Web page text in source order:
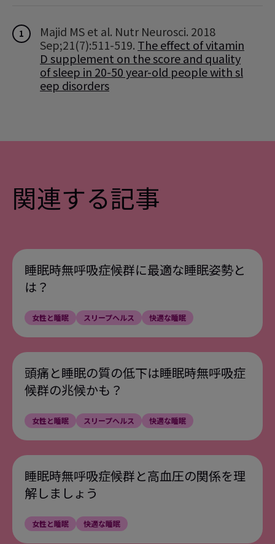
1
Majid MS et al. Nutr Neurosci. 2018
Sep;21(7):511-519. The effect of vitamin
D supplement on the score and quality
of sleep in 20-50 year-old people with sl
eep disorders
vity/healthy-eating/vitamin-daccessed
Hypotheses.2012 Aug;79(2):132-5.
world epidemic of sleep disorders is link
https://www.healthdirect.gov.au/foods
-high-in-vitamin-d
関連する記事
睡眠時無呼吸症候群に最適な睡眠姿勢と
は？
女性と睡眠 スリープヘルス 快適な睡眠
頭痛と睡眠の質の低下は睡眠時無呼吸症
候群の兆候かも？
女性と睡眠 スリープヘルス 快適な睡眠
睡眠時無呼吸症候群と高血圧の関係を理
解しましょう
女性と睡眠 快適な睡眠